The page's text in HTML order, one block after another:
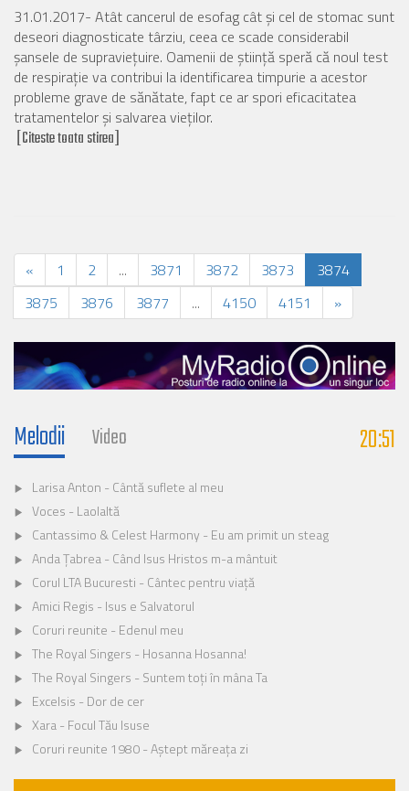
31.01.2017- Atât cancerul de esofag cât și cel de stomac sunt
deseori diagnosticate târziu, ceea ce scade considerabil
șansele de supraviețuire. Oamenii de știință speră că noul test
de respirație va contribui la identificarea timpurie a acestor
probleme grave de sănătate, fapt ce ar spori eficacitatea
tratamentelor și salvarea vieților.
[Citeste toata stirea]
« 1 2 ... 3871 3872 3873
3874
3875
3876 3877 ... 4150 4151 »
Melodii Video 20:51
Larisa Anton - Cântă suflete al meu
Voces - Laolaltă
Cantassimo & Celest Harmony - Eu am primit un steag
Anda Țabrea - Când Isus Hristos m-a mântuit
Corul LTA Bucuresti - Cântec pentru viață
Amici Regis - Isus e Salvatorul
Coruri reunite - Edenul meu
The Royal Singers - Hosanna Hosanna!
The Royal Singers - Suntem toți în mâna Ta
Excelsis - Dor de cer
Xara - Focul Tău Isuse
Coruri reunite 1980 - Aștept măreața zi